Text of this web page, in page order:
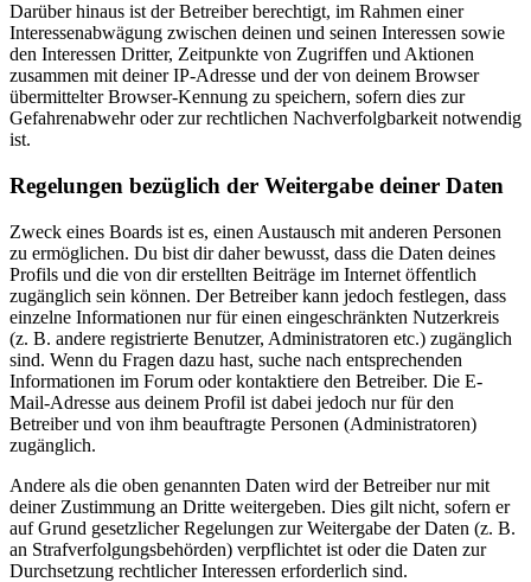
Darüber hinaus ist der Betreiber berechtigt, im Rahmen einer
Interessenabwägung zwischen deinen und seinen Interessen sowie
den Interessen Dritter, Zeitpunkte von Zugriffen und Aktionen
zusammen mit deiner IP-Adresse und der von deinem Browser
übermittelter Browser-Kennung zu speichern, sofern dies zur
Gefahrenabwehr oder zur rechtlichen Nachverfolgbarkeit notwendig
ist.
Regelungen bezüglich der Weitergabe deiner Daten
Zweck eines Boards ist es, einen Austausch mit anderen Personen
zu ermöglichen. Du bist dir daher bewusst, dass die Daten deines
Profils und die von dir erstellten Beiträge im Internet öffentlich
zugänglich sein können. Der Betreiber kann jedoch festlegen, dass
einzelne Informationen nur für einen eingeschränkten Nutzerkreis
(z. B. andere registrierte Benutzer, Administratoren etc.) zugänglich
sind. Wenn du Fragen dazu hast, suche nach entsprechenden
Informationen im Forum oder kontaktiere den Betreiber. Die E-
Mail-Adresse aus deinem Profil ist dabei jedoch nur für den
Betreiber und von ihm beauftragte Personen (Administratoren)
zugänglich.
Andere als die oben genannten Daten wird der Betreiber nur mit
deiner Zustimmung an Dritte weitergeben. Dies gilt nicht, sofern er
auf Grund gesetzlicher Regelungen zur Weitergabe der Daten (z. B.
an Strafverfolgungsbehörden) verpflichtet ist oder die Daten zur
Durchsetzung rechtlicher Interessen erforderlich sind.